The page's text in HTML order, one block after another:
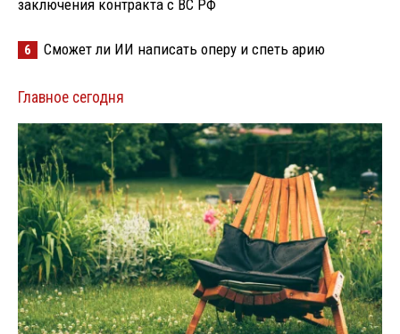
заключения контракта с ВС РФ
6 Сможет ли ИИ написать оперу и спеть арию
Главное сегодня